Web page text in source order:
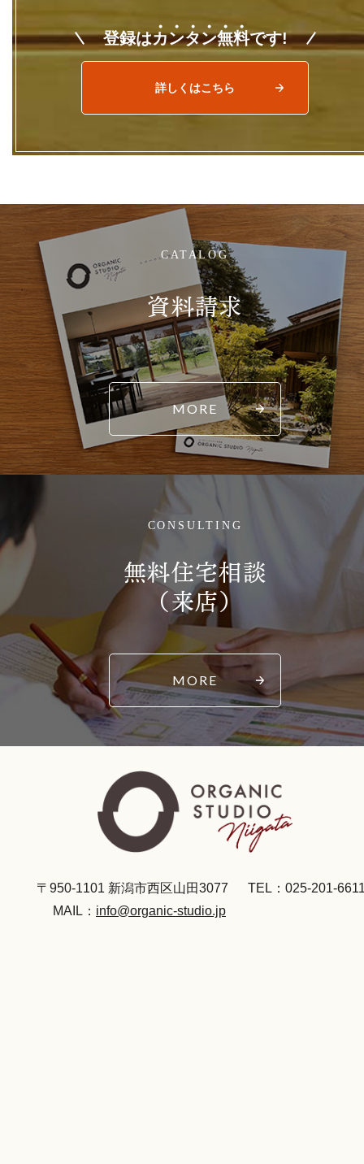
登録はカンタン無料です!
詳しくはこちら
CATALOG
資料請求
MORE
CONSULTING
無料住宅相談
（来店）
MORE
〒950-1101 新潟市西区山田3077
TEL：025-201-
MAIL： info@organic-studio.jp